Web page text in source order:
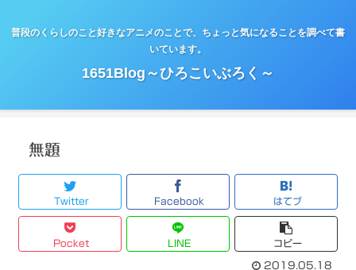
普段のくらしのこと好きなアニメのことで、ちょっと気になることを調べて書
いています。
1651Blog～ひろこいぶろく～
無題
Twitter Facebook はてブ
Pocket LINE コピー
2019.05.18